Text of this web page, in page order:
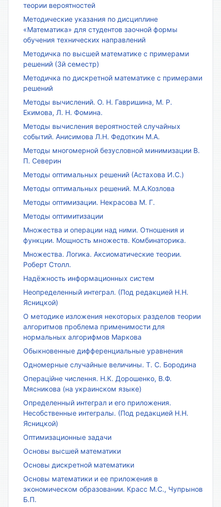
теории вероятностей
Методические указания по дисциплине
«Математика» для студентов заочной формы
обучения технических направлений
Методичка по высшей математике с примерами
решений (3й семестр)
Методичка по дискретной математике с примерами
решений
Методы вычислений. О. Н. Гавришина, М. Р.
Екимова, Л. Н. Фомина.
Методы вычисления вероятностей случайных
событий. Анисимова Л.Н. Федоткин М.А.
Методы многомерной безусловной минимизации В.
П. Северин
Методы оптимальных решений (Астахова И.С.)
Методы оптимальных решений. М.А.Козлова
Методы оптимизации. Некрасова М. Г.
Методы оптимитизации
Множества и операции над ними. Отношения и
функции. Мощность множеств. Комбинаторика.
Множества. Логика. Аксиоматические теории.
Роберт Столл.
Надёжность информационных систем
Неопределенный интеграл. (Под редакцией Н.Н.
Ясницкой)
О методике изложения некоторых разделов теории
алгоритмов проблема применимости для
нормальных алгорифмов Маркова
Обыкновенные дифференциальные уравнения
Одномерные случайные величины. Т. С. Бородина
Операційне числення. Н.К. Дорошенко, В.Ф.
Мясникова (на украинском языке)
Определенный интеграл и его приложения.
Несобственные интегралы. (Под редакцией Н.Н.
Ясницкой)
Оптимизационные задачи
Основы высшей математики
Основы дискретной математики
Основы математики и ее приложения в
экономическом образовании. Красс М.С., Чупрынов
Б.П.